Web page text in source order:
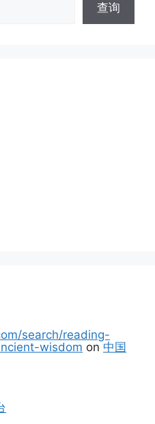
查询
search/reading-
wisdom on 中国